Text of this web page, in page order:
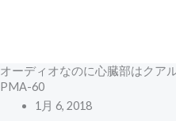
ス
キ
オーディオなのに心臓部はクア
PMA-60
1月 6, 2018